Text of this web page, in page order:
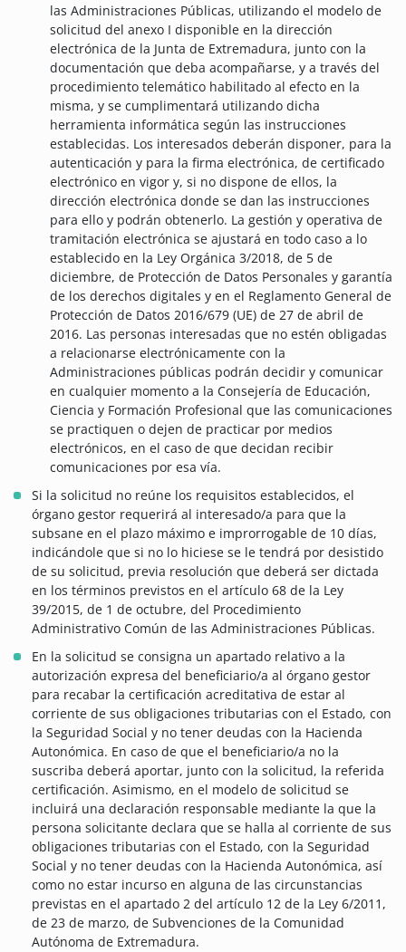
las Administraciones Públicas, utilizando el modelo de
solicitud del anexo I disponible en la dirección
electrónica de la Junta de Extremadura, junto con la
documentación que deba acompañarse, y a través del
procedimiento telemático habilitado al efecto en la
misma, y se cumplimentará utilizando dicha
herramienta informática según las instrucciones
establecidas. Los interesados deberán disponer, para la
autenticación y para la firma electrónica, de certificado
electrónico en vigor y, si no dispone de ellos, la
dirección electrónica donde se dan las instrucciones
para ello y podrán obtenerlo. La gestión y operativa de
tramitación electrónica se ajustará en todo caso a lo
establecido en la Ley Orgánica 3/2018, de 5 de
diciembre, de Protección de Datos Personales y garantía
de los derechos digitales y en el Reglamento General de
Protección de Datos 2016/679 (UE) de 27 de abril de
2016. Las personas interesadas que no estén obligadas
a relacionarse electrónicamente con la
Administraciones públicas podrán decidir y comunicar
en cualquier momento a la Consejería de Educación,
Ciencia y Formación Profesional que las comunicaciones
se practiquen o dejen de practicar por medios
electrónicos, en el caso de que decidan recibir
comunicaciones por esa vía.
Si la solicitud no reúne los requisitos establecidos, el
órgano gestor requerirá al interesado/a para que la
subsane en el plazo máximo e improrrogable de 10 días,
indicándole que si no lo hiciese se le tendrá por desistido
de su solicitud, previa resolución que deberá ser dictada
en los términos previstos en el artículo 68 de la Ley
39/2015, de 1 de octubre, del Procedimiento
Administrativo Común de las Administraciones Públicas.
En la solicitud se consigna un apartado relativo a la
autorización expresa del beneficiario/a al órgano gestor
para recabar la certificación acreditativa de estar al
corriente de sus obligaciones tributarias con el Estado, con
la Seguridad Social y no tener deudas con la Hacienda
Autonómica. En caso de que el beneficiario/a no la
suscriba deberá aportar, junto con la solicitud, la referida
certificación. Asimismo, en el modelo de solicitud se
incluirá una declaración responsable mediante la que la
persona solicitante declara que se halla al corriente de sus
obligaciones tributarias con el Estado, con la Seguridad
Social y no tener deudas con la Hacienda Autonómica, así
como no estar incurso en alguna de las circunstancias
previstas en el apartado 2 del artículo 12 de la Ley 6/2011,
de 23 de marzo, de Subvenciones de la Comunidad
Autónoma de Extremadura.